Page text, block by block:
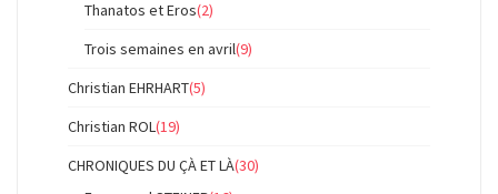
Thanatos et Eros(2)
Trois semaines en avril(9)
Christian EHRHART(5)
Christian ROL(19)
CHRONIQUES DU ÇÀ ET LÀ(30)